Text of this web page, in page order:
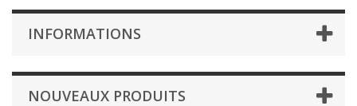
INFORMATIONS
NOUVEAUX PRODUITS